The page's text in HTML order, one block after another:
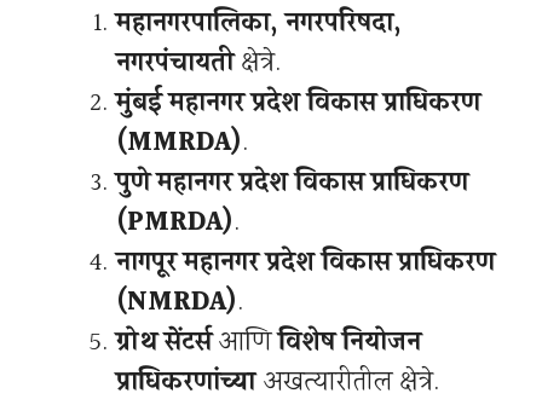
महानगरपालिका, नगरपरिषदा,
नगरपंचायतीक्षेत्रे.
मुंबई महानगर प्रदेश विकास प्राधिकरण
(MMRDA).
पुणे महानगर प्रदेश विकास प्राधिकरण
(PMRDA).
नागपूर महानगर प्रदेश विकास प्राधिकरण
(NMRDA).
ग्रोथ सेंटर्सआणिविशेष नियोजन
प्राधिकरणांच्याअखत्यारीतील क्षेत्रे.